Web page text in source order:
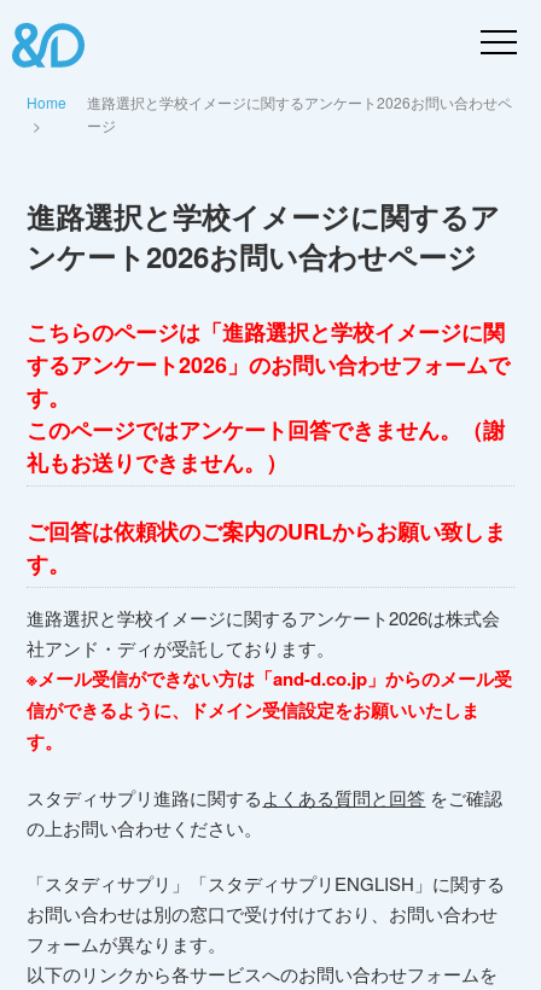
Home
進路選択と学校イメージに関するアンケート2026お問い合わせペ
ージ
進路選択と学校イメージに関するア
ンケート2026お問い合わせページ
こちらのページは「進路選択と学校イメージに関
するアンケート2026」のお問い合わせフォームで
す。
このページではアンケート回答できません。（謝
礼もお送りできません。）
ご回答は依頼状のご案内のURLからお願い致しま
す。
進路選択と学校イメージに関するアンケート2026は株式会
社アンド・ディが受託しております。
※メール受信ができない方は「and-d.co.jp」からのメール受
信ができるように、ドメイン受信設定をお願いいたしま
す。
スタディサプリ進路に関するよくある質問と回答 をご確認
の上お問い合わせください。
「スタディサプリ」「スタディサプリENGLISH」に関する
お問い合わせは別の窓口で受け付けており、お問い合わせ
フォームが異なります。
以下のリンクから各サービスへのお問い合わせフォームを